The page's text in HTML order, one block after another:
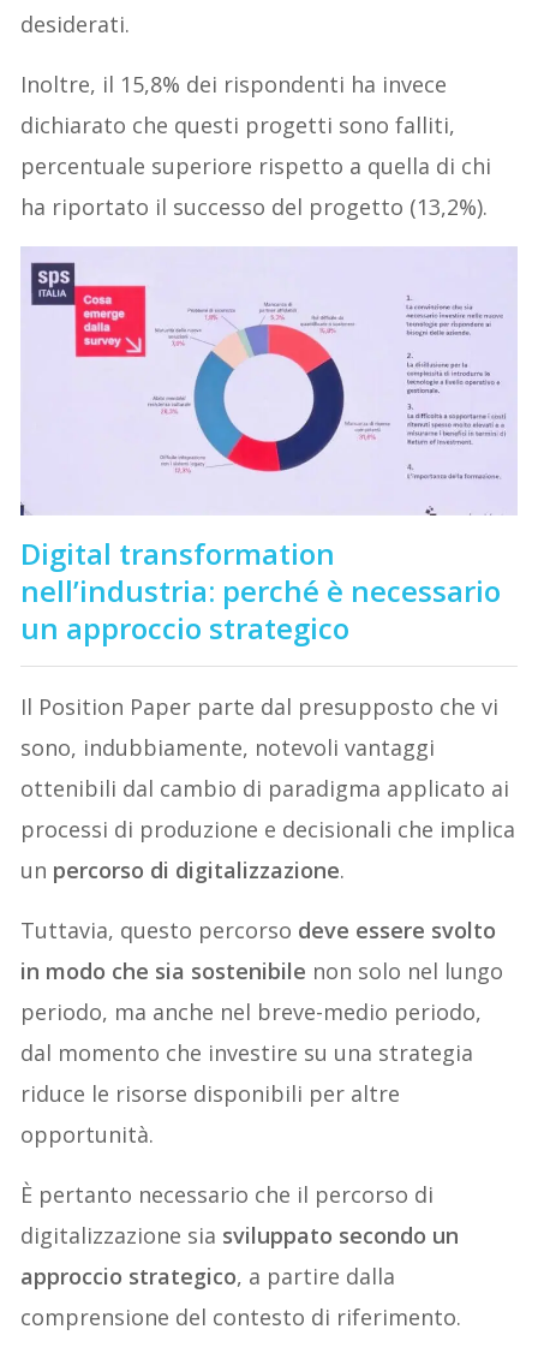
desiderati.
Inoltre, il 15,8% dei rispondenti ha invece
dichiarato che questi progetti sono falliti,
percentuale superiore rispetto a quella di chi
ha riportato il successo del progetto (13,2%).
Digital transformation
nell’industria: perché è necessario
un approccio strategico
Il Position Paper parte dal presupposto che vi
sono, indubbiamente, notevoli vantaggi
ottenibili dal cambio di paradigma applicato ai
processi di produzione e decisionali che implica
un percorso di digitalizzazione.
Tuttavia, questo percorso deve essere svolto
in modo che sia sostenibile non solo nel lungo
periodo, ma anche nel breve-medio periodo,
dal momento che investire su una strategia
riduce le risorse disponibili per altre
opportunità.
È pertanto necessario che il percorso di
digitalizzazione sia sviluppato secondo un
approccio strategico, a partire dalla
comprensione del contesto di riferimento.